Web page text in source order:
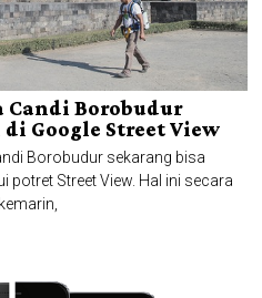
Candi Borobudur
Google Street View
Borobudur sekarang bisa
potret Street View. Hal ini secara